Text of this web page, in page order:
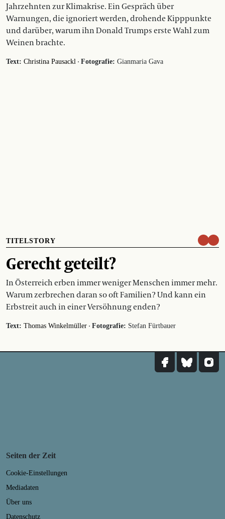
Jahrzehnten zur Klimakrise. Ein Gespräch über
Warnungen, die ignoriert werden, drohende Kipppunkte
und darüber, warum ihn Donald Trumps erste Wahl zum
Weinen brachte.
Text: Christina Pausackl · Fotografie: Gianmaria Gava
TITELSTORY
Gerecht geteilt?
In Österreich erben immer weniger Menschen immer mehr.
Warum zerbrechen daran so oft Familien? Und kann ein
Erbstreit auch in einer Versöhnung enden?
Text: Thomas Winkelmüller · Fotografie: Stefan Fürtbauer
Seiten der Zeit
Cookie-Einstellungen
Mediadaten
Über uns
Datenschutz